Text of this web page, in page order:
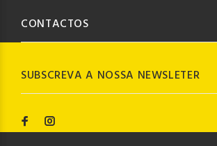
SUBSCREVA A NOSSA NEWSLETER
CONTACTOS